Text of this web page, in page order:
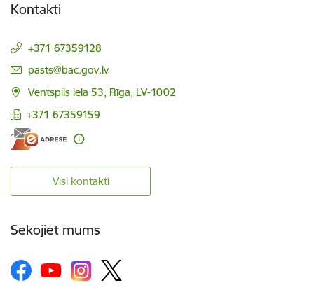
Kontakti
+371 67359128
E-pasts:
pasts@bac.gov.lv
Ventspils iela 53, Rīga, LV-1002
+371 67359159
Visi kontakti
Sekojiet mums